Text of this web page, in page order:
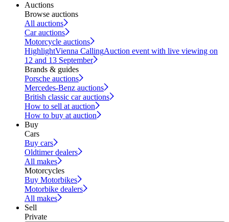
Auctions
Browse auctions
All auctions
Car auctions
Motorcycle auctions
HighlightVienna CallingAuction event with live viewing on
12 and 13 September
Brands & guides
Porsche auctions
Mercedes-Benz auctions
British classic car auctions
How to sell at auction
How to buy at auction
Buy
Cars
Buy cars
Oldtimer dealers
All makes
Motorcycles
Buy Motorbikes
Motorbike dealers
All makes
Sell
Private